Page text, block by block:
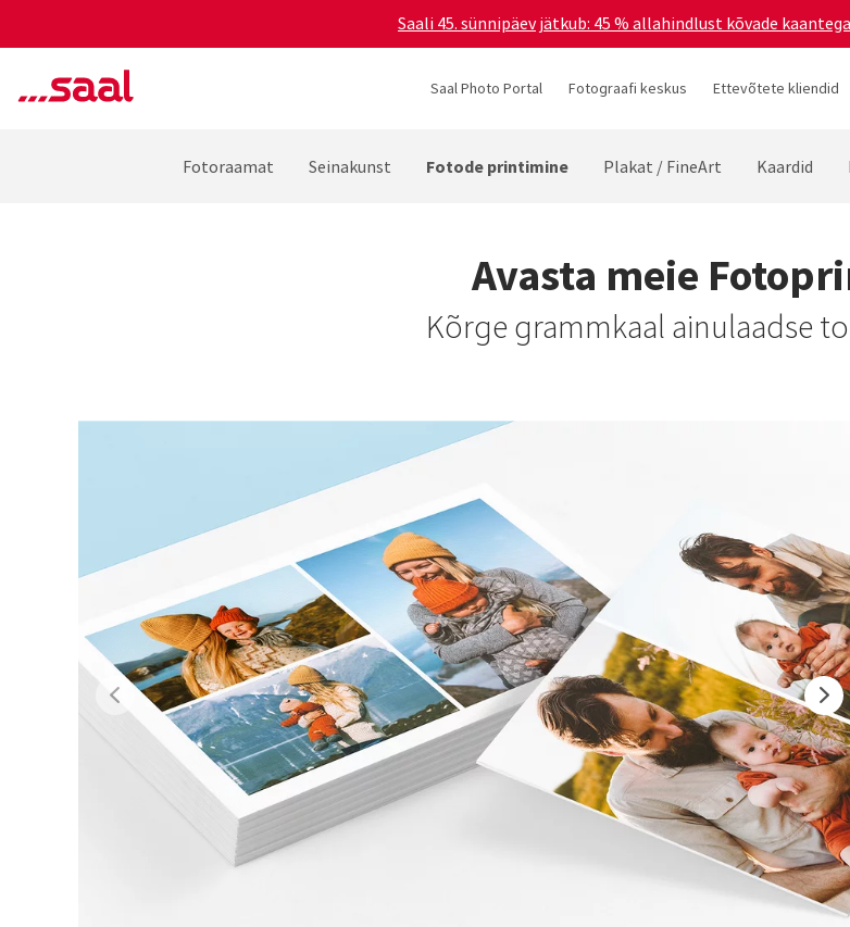
Saali 45. sünnipäev jätkub: 45 % allahindlust kõvade
Saal Photo Portal Fotograafi keskus Ettevõtete kliendid
Fotoraamat Seinakunst Fotode printimine Plakat / FineArt Kaardid
Avasta meie
Kõrge grammkaal ainulaadse